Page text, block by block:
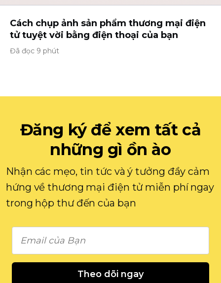
Cách chụp ảnh sản phẩm thương mại điện
tử tuyệt vời bằng điện thoại của bạn
Đã đọc 9 phút
Đăng ký để xem tất cả
những gì ồn ào
Nhận các mẹo, tin tức và ý tưởng đầy cảm
hứng về thương mại điện tử miễn phí ngay
trong hộp thư đến của bạn
Theo dõi ngay